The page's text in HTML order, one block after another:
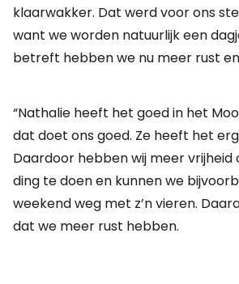
klaarwakker. Dat werd voor ons
want we worden natuurlijk een
betreft hebben we nu meer rust en
“Nathalie heeft het goed in het
dat doet ons goed. Ze heeft het
Daardoor hebben wij meer vrijheid
ding te doen en kunnen we
weekend weg met z’n vieren.
dat we meer rust hebben.